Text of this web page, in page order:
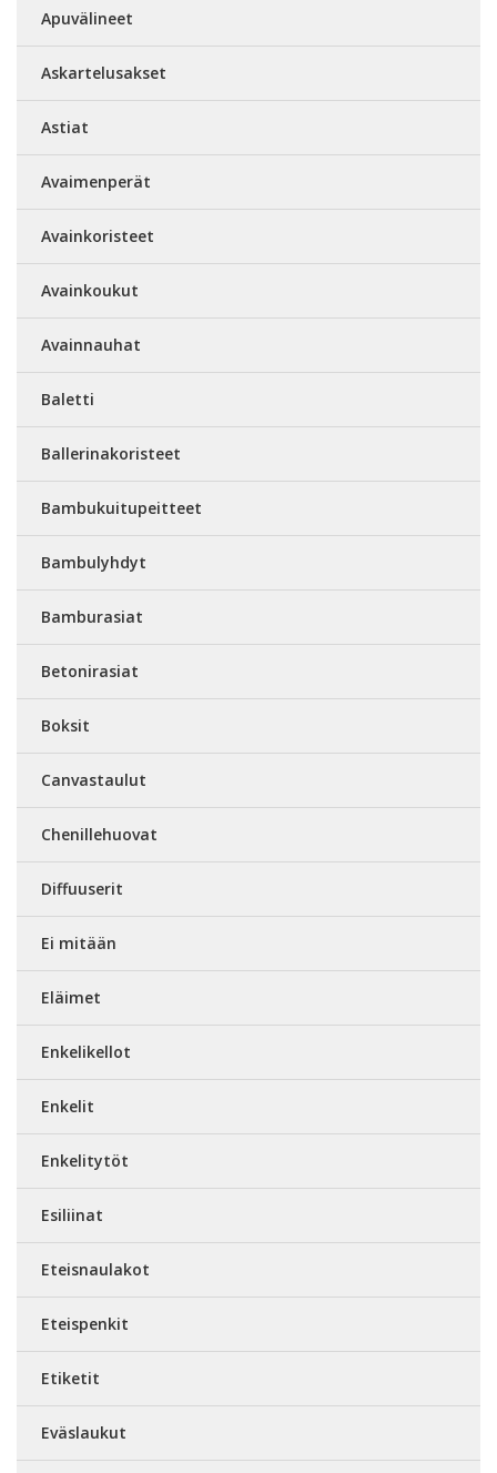
Apuvälineet
Askartelusakset
Astiat
Avaimenperät
Avainkoristeet
Avainkoukut
Avainnauhat
Baletti
Ballerinakoristeet
Bambukuitupeitteet
Bambulyhdyt
Bamburasiat
Betonirasiat
Boksit
Canvastaulut
Chenillehuovat
Diffuuserit
Ei mitään
Eläimet
Enkelikellot
Enkelit
Enkelitytöt
Esiliinat
Eteisnaulakot
Eteispenkit
Etiketit
Eväslaukut